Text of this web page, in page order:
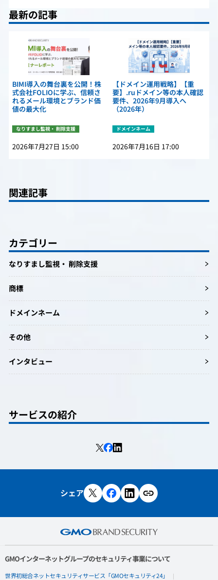
最新の記事
BIMI導入の舞台裏を公開！株
式会社FOLIOに学ぶ、信頼さ
れるメール環境とブランド価
値の最大化
なりすまし監視・ 削除支援
2026年7月27日 15:00
【ドメイン運用戦略】【重
要】.ruドメイン等の本人確認
要件、2026年9月導入へ
（2026年）
ドメインネーム
2026年7月16日 17:00
関連記事
カテゴリー
なりすまし監視・ 削除支援
商標
ドメインネーム
その他
インタビュー
サービスの紹介
シェア
GMOインターネットグループのセキュリティ事業について
世界初総合ネットセキュリティサービス「GMOセキュリティ24」